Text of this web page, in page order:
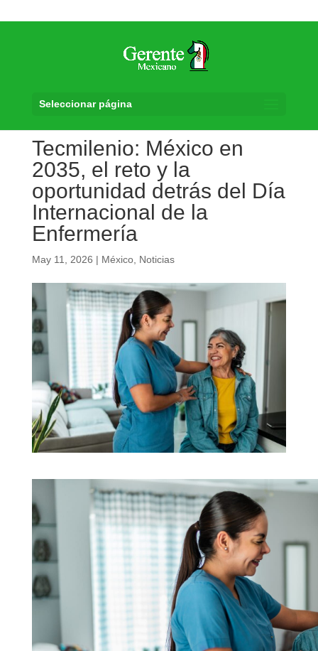
Seleccionar página
Tecmilenio: México en
2035, el reto y la
oportunidad detrás del Día
Internacional de la
Enfermería
May 11, 2026 | México, Noticias